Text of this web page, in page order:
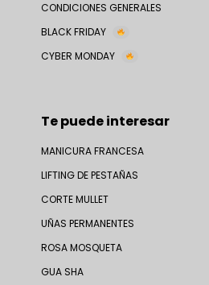
CONDICIONES GENERALES
BLACK FRIDAY
CYBER MONDAY
Te puede interesar
MANICURA FRANCESA
LIFTING DE PESTAÑAS
CORTE MULLET
UÑAS PERMANENTES
ROSA MOSQUETA
GUA SHA